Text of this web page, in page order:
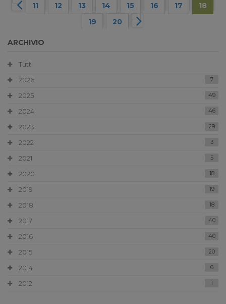
11 12 13 14 15 16 17
18
19
20
ARCHIVIO
Tutti
2026
7
2025 49
2024 46
2023 29
2022 3
2021 5
2020 18
2019 19
2018 18
2017 40
2016 40
2015 20
2014 6
2012 1